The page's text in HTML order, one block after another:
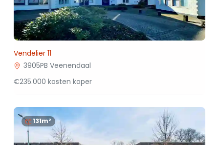
Vendelier 11
3905PB Veenendaal
€235.000 kosten koper
131m²